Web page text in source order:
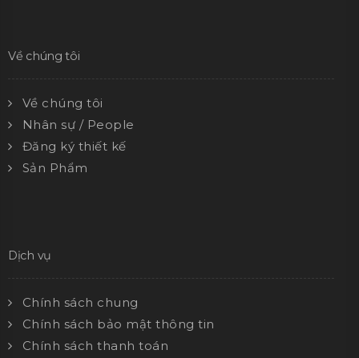
Về chúng tôi
Về chúng tôi
Nhân sự / People
Đăng ký thiết kế
Sản Phẩm
Dịch vụ
Chính sách chung
Chính sách bảo mật thông tin
Chính sách thanh toán